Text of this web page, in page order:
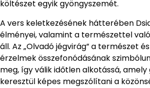
költészet egyik gyöngyszemét.
A vers keletkezésének hátterében
élményei, valamint a természettel
áll. Az „Olvadó jégvirág” a természet
érzelmek összefonódásának
meg, így válik időtlen alkotássá,
keresztül képes megszólítani a